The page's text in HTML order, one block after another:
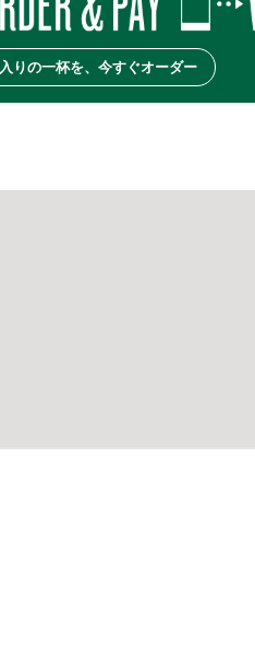
りの一杯を、今すぐオーダー